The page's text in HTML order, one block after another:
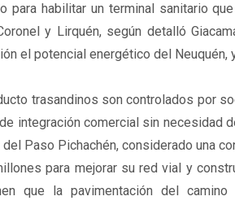
para habilitar un terminal sanitario
y Lirquén, según detalló
el potencial energético del
trasandinos son controlados por
integración comercial sin necesidad
Paso Pichachén, considerado una
para mejorar su red vial y
que la pavimentación del